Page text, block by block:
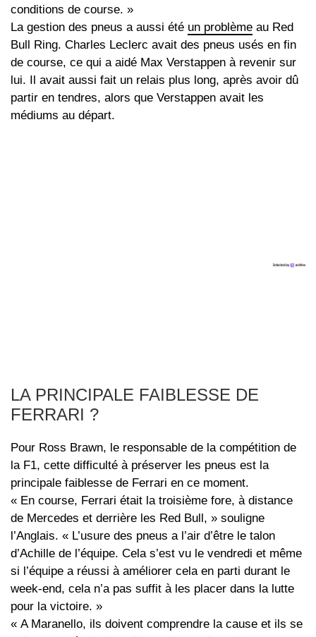
conditions de course. »
La gestion des pneus a aussi été un problème au Red
Bull Ring. Charles Leclerc avait des pneus usés en fin
de course, ce qui a aidé Max Verstappen à revenir sur
lui. Il avait aussi fait un relais plus long, après avoir dû
partir en tendres, alors que Verstappen avait les
médiums au départ.
LA PRINCIPALE FAIBLESSE DE
FERRARI ?
Pour Ross Brawn, le responsable de la compétition de
la F1, cette difficulté à préserver les pneus est la
principale faiblesse de Ferrari en ce moment.
« En course, Ferrari était la troisième fore, à distance
de Mercedes et derrière les Red Bull, » souligne
l’Anglais. « L’usure des pneus a l’air d’être le talon
d’Achille de l’équipe. Cela s’est vu le vendredi et même
si l’équipe a réussi à améliorer cela en parti durant le
week-end, cela n’a pas suffit à les placer dans la lutte
pour la victoire. »
« A Maranello, ils doivent comprendre la cause et ils se